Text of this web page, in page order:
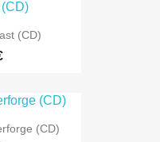
(CD)
(CD)